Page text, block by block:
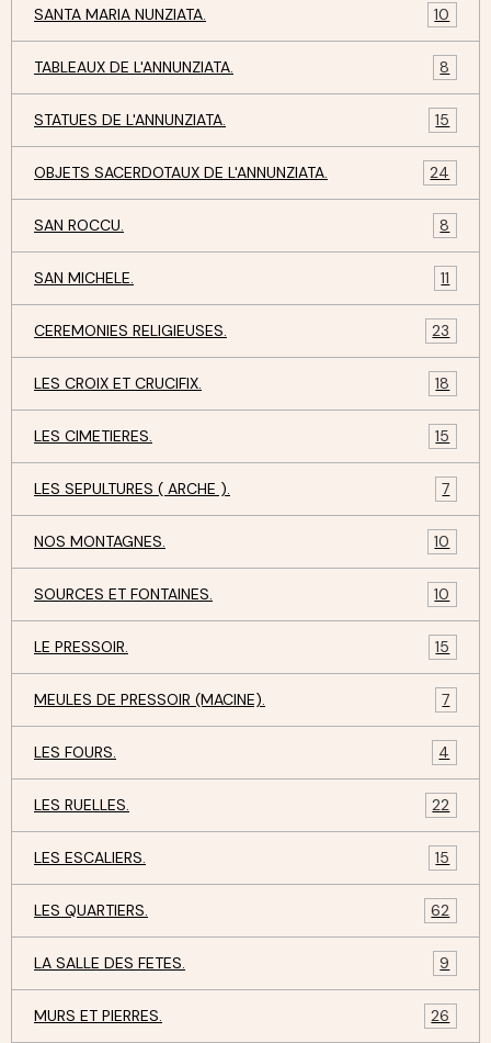
SANTA MARIA NUNZIATA. 10
TABLEAUX DE L'ANNUNZIATA. 8
STATUES DE L'ANNUNZIATA. 15
OBJETS SACERDOTAUX DE L'ANNUNZIATA. 24
SAN ROCCU. 8
SAN MICHELE. 11
CEREMONIES RELIGIEUSES. 23
LES CROIX ET CRUCIFIX. 18
LES CIMETIERES. 15
LES SEPULTURES ( ARCHE ). 7
NOS MONTAGNES. 10
SOURCES ET FONTAINES. 10
LE PRESSOIR. 15
MEULES DE PRESSOIR (MACINE). 7
LES FOURS. 4
LES RUELLES. 22
LES ESCALIERS. 15
LES QUARTIERS. 62
LA SALLE DES FETES. 9
MURS ET PIERRES. 26